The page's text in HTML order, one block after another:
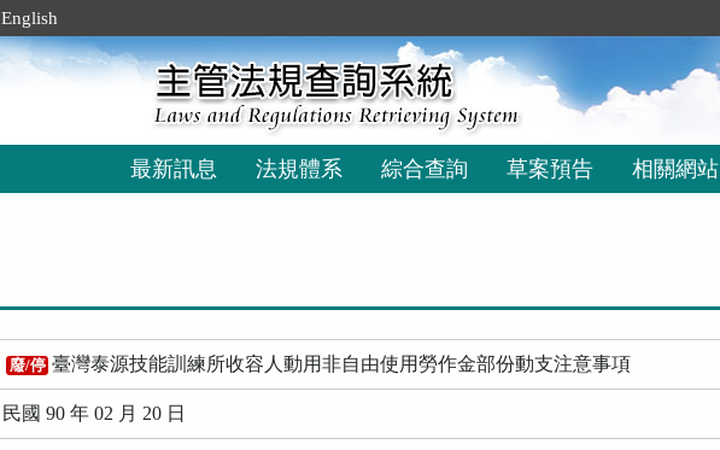
English
最新訊息 法規體系 綜合查詢 草案預告 相關網站
廢/停 臺灣泰源技能訓練所收容人動用非自由使用勞作金部份動支注意事項
民國 90 年 02 月 20 日